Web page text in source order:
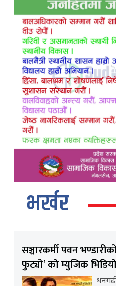
भर्खर
सञ्चारकर्मी पवन
फुट्यो’ को म्युजिक